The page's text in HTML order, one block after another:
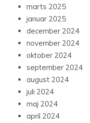
marts 2025
januar 2025
december 2024
november 2024
oktober 2024
september 2024
august 2024
juli 2024
maj 2024
april 2024